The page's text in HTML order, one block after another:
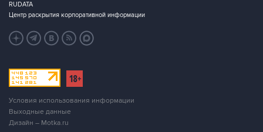
RUDATA
Центр раскрытия корпоративной информации
Условия использования информации
Выходные данные
Дизайн – Motka.ru